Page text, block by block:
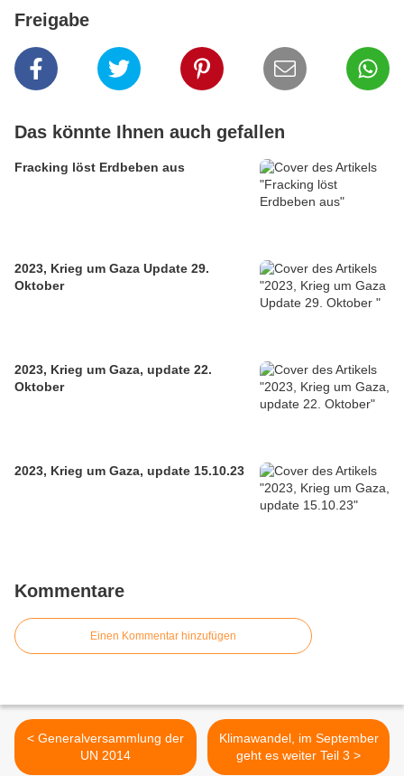
Freigabe
Das könnte Ihnen auch gefallen
Fracking löst Erdbeben aus
2023, Krieg um Gaza Update 29.
Oktober
2023, Krieg um Gaza, update 22.
Oktober
2023, Krieg um Gaza, update 15.10.23
Kommentare
Einen Kommentar hinzufügen
< Generalversammlung der
UN 2014
Klimawandel, im September
geht es weiter Teil 3 >